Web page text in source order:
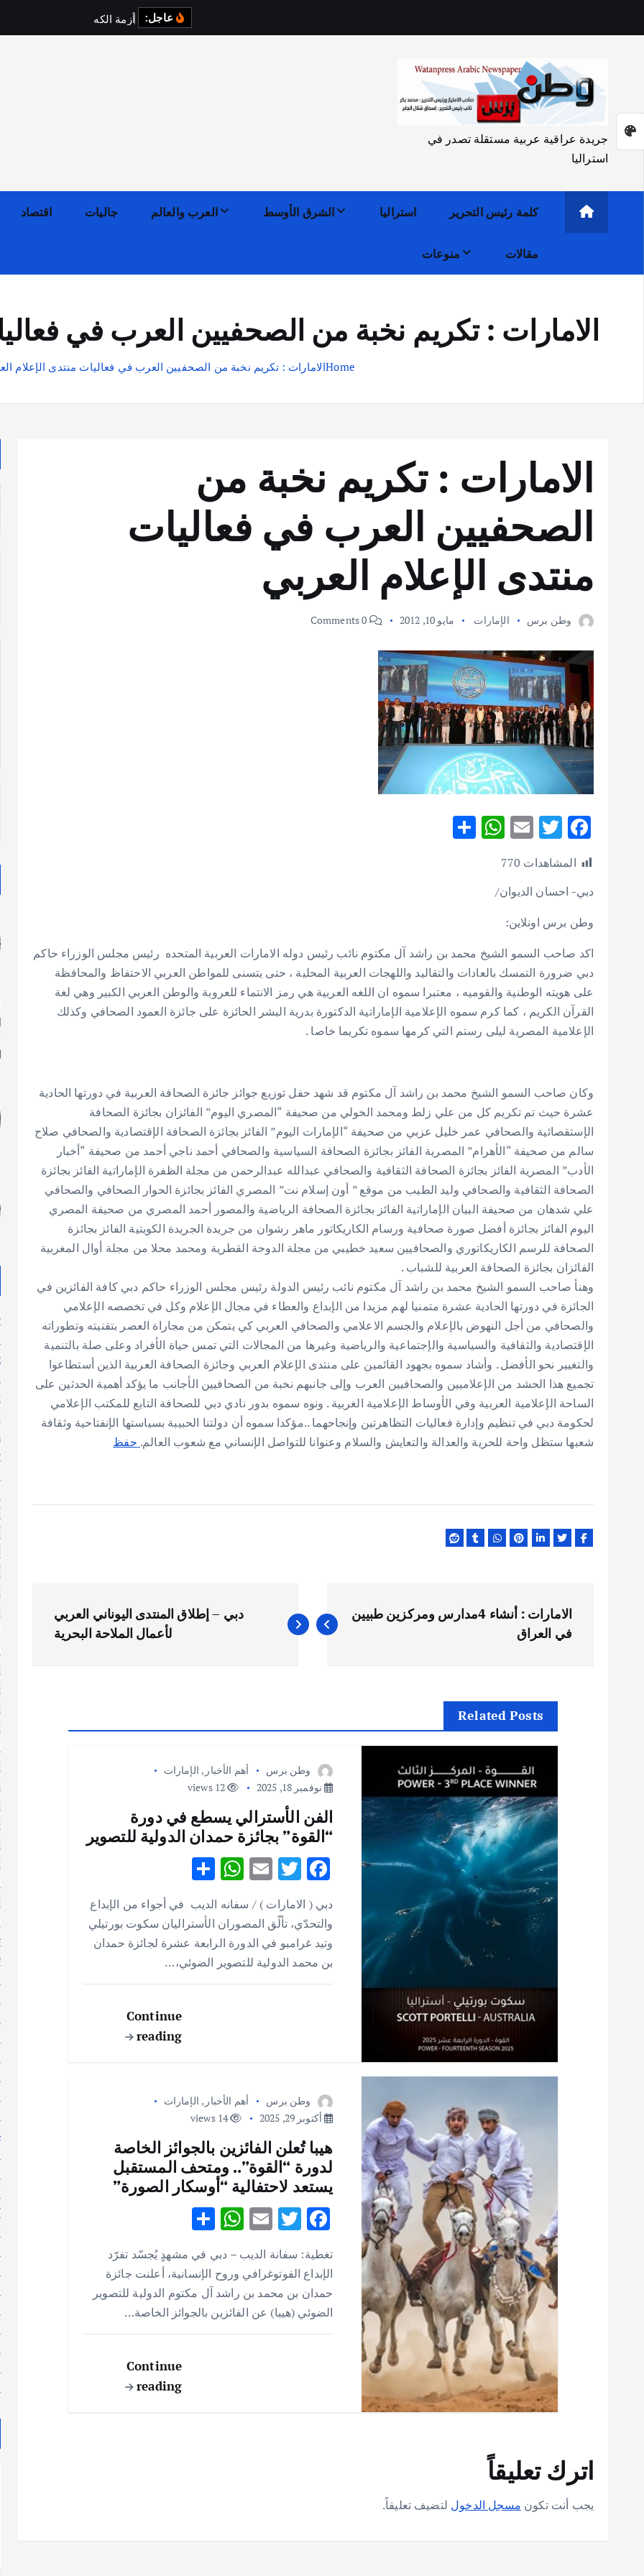
عاجل: أزمة ا كه رباء في
جريدة عراقية عربية مستقلة تصدر في
استراليا
كلمة رئيس التحرير استراليا الشرق الأوسط العرب والعالم جاليات اقتصاد
مقالات منوعات
الامارات : تكريم نخبة من الصحفيين العرب في
Homeالامارات : تكريم نخبة من الصحفيين العرب في فعاليات منتدى الإعلام
الامارات : تكريم نخبة من
الصحفيين العرب في فعاليات
منتدى الإعلام العربي
وطن برس الإمارات مايو 10, 2012
F
ac
e
b
o
o
k
T
w
it
te
r
E
ai
l
W
p
المشاهدات 770
دبي- احسان الديوان/
وطن برس اونلاين:
اكد صاحب السمو الشيخ محمد بن راشد آل مكتوم نائب رئيس دوله الامارات العربية المتحده رئيس مجلس الوزراء حاكم
دبي ضرورة التمسك بالعادات والتقاليد واللهجات العربية المحلية ، حتى يتسنى للمواطن العربي الاحتفاظ والمحافظة
على هويته الوطنية والقوميه ، معتبرا سموه ان اللغه العربية هي رمز الانتماء للعروبة والوطن العربي الكبير وهي لغة
القرآن الكريم ، كما كرم سموه الإعلامية الإماراتية الدكتورة بدرية البشر الحائزة على جائزة العمود الصحافي وكذلك
الإعلامية المصرية ليلى رستم التي كرمها سموه تكريما خاصا .
وكان صاحب السمو الشيخ محمد بن راشد آل مكتوم قد شهد حفل توزيع جوائز جائزة الصحافة العربية في دورتها الحادية
عشرة حيث تم تكريم كل من علي زلط ومحمد الخولي من صحيفة “المصري اليوم” الفائزان بجائزة الصحافة
الإستقصائية والصحافي عمر خليل عزبي من صحيفة “الإمارات اليوم” الفائز بجائزة الصحافة الإقتصادية والصحافي صلاح
سالم من صحيفة “الأهرام” المصرية الفائز بجائزة الصحافة السياسية والصحافي أحمد ناجي أحمد من صحيفة “أخبار
الأدب” المصرية الفائز بجائزة الصحافة الثقافية والصحافي عبدالله عبدالرحمن من مجلة الظفرة الإماراتية الفائز بجائزة
الصحافة الثقافية والصحافي وليد الطيب من موقع ” أون إسلام نت” المصري الفائز بجائزة الحوار الصحافي والصحافي
علي شدهان من صحيفة البيان الإماراتية الفائز بجائزة الصحافة الرياضية والمصور أحمد المصري من صحيفة المصري
اليوم الفائز بجائزة أفضل صورة صحافية ورسام الكاريكاتور ماهر رشوان من جريدة الجريدة الكويتية الفائز بجائزة
الصحافة للرسم الكاريكاتوري والصحافيين سعيد خطيبي من مجلة الدوحة القطرية ومحمد محلا من مجلة أوال المغربية
الفائزان بجائزة الصحافة العربية للشباب .
وهنأ صاحب السمو الشيخ محمد بن راشد آل مكتوم نائب رئيس الدولة رئيس مجلس الوزراء حاكم دبي كافة الفائزين في
الجائزة في دورتها الحادية عشرة متمنيا لهم مزيدا من الإبداع والعطاء في مجال الإعلام وكل في تخصصه الإعلامي
والصحافي من أجل النهوض بالإعلام والجسم الاعلامي والصحافي العربي كي يتمكن من مجاراة العصر بتقنيته وتطوراته
الإقتصادية والثقافية والسياسية والإجتماعية والرياضية وغيرها من المجالات التي تمس حياة الأفراد وعلى صلة بالتنمية
والتغيير نحو الأفضل . وأشاد سموه بجهود القائمين على منتدى الإعلام العربي وجائزة الصحافة العربية الذين أستطاعوا
تجميع هذا الحشد من الإعلاميين والصحافيين العرب وإلى جانبهم نخبة من الصحافيين الأجانب ما يؤكد أهمية الحدثين على
الساحة الإعلامية العربية وفي الأوساط الإعلامية الغربية . ونوه سموه بدور نادي دبي للصحافة التابع للمكتب الإعلامي
لحكومة دبي في تنظيم وإدارة فعاليات التظاهرتين وإنجاحهما ..مؤكدا سموه أن دولتنا الحبيبة بسياستها الإنفتاحية وثقافة
شعبها ستظل واحة للحرية والعدالة والتعايش والسلام وعنوانا للتواصل الإنساني مع شعوب العالم. حفظ
ص
الامارات : أنشاء 4مدارس ومركزين طبيين
في العراق
دبي – إطلاق المنتدى اليوناني العربي
لأعمال الملاحة البحرية
Related Posts
وطن برس أهم الأخبار , الإمارات
نوفمبر 18, 2025
12 views
الفن الأسترالي يسطع في دورة
“القوة” بجائزة حمدان الدولية للتصوير
F
ac
e
b
o
o
T
w
it
te
r
E
m
ai
l
W
h
at
s
A
p
S
ar
e
دبي ( الامارات ) / سفانه الديب في أجواء من الإبداع
والتحدّي، تألّق المصوران الأستراليان سكوت بورتيلي
وتيد غرامبو في الدورة الرابعة عشرة لجائزة حمدان
بن محمد الدولية للتصوير الضوئي،…
Continue
reading
وطن برس أهم الأخبار , الإمارات
أكتوبر 29, 2025
14 views
هيبا تُعلن الفائزين بالجوائز الخاصة
لدورة “القوة”.. ومتحف المستقبل
يستعد لاحتفالية “أوسكار الصورة”
F
e
b
o
o
T
w
it
te
r
E
ai
l
W
at
s
A
p
S
ar
e
تغطية: سفانة الديب – دبي في مشهدٍ يُجسّد تفرّد
الإبداع الفوتوغرافي وروح الإنسانية، أعلنت جائزة
حمدان بن محمد بن راشد آل مكتوم الدولية للتصوير
الضوئي (هيبا) عن الفائزين بالجوائز الخاصة…
Continue
reading
اترك تعليقاً
يجب أنت تكون مسجل الدخول لتضيف تعليقاً.